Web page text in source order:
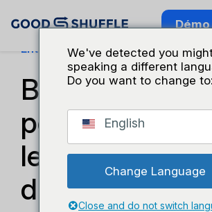
Entreprises Et Croissance
Bonnes
pour les
les
d'événements
We've detected you
speaking a different
Do you want to change to:
English
Change Language
Close and do not switch